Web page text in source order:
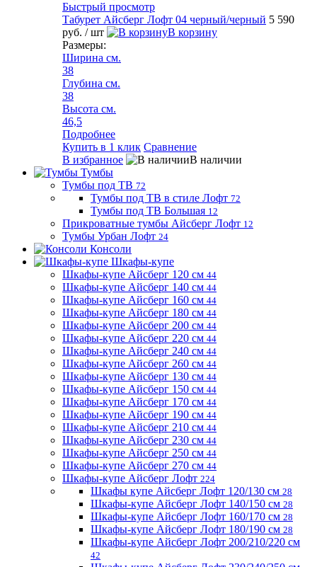
Быстрый просмотр
Табурет Айсберг Лофт 04 черный/черный 5 590
руб. / шт
В корзину
Размеры:
Ширина см.
38
Глубина см.
38
Высота см.
46,5
Подробнее
Купить в 1 клик Сравнение
В избранное
В наличии
Тумбы
Тумбы под ТВ 72
Тумбы под ТВ в стиле Лофт 72
Тумбы под ТВ Большая 12
Прикроватные тумбы Айсберг Лофт 12
Тумбы Урбан Лофт 24
Консоли
Шкафы-купе
Шкафы-купе Айсберг 120 см 44
Шкафы-купе Айсберг 140 см 44
Шкафы-купе Айсберг 160 см 44
Шкафы-купе Айсберг 180 см 44
Шкафы-купе Айсберг 200 см 44
Шкафы-купе Айсберг 220 см 44
Шкафы-купе Айсберг 240 см 44
Шкафы-купе Айсберг 260 см 44
Шкафы-купе Айсберг 130 см 44
Шкафы-купе Айсберг 150 см 44
Шкафы-купе Айсберг 170 см 44
Шкафы-купе Айсберг 190 см 44
Шкафы-купе Айсберг 210 см 44
Шкафы-купе Айсберг 230 см 44
Шкафы-купе Айсберг 250 см 44
Шкафы-купе Айсберг 270 см 44
Шкафы-купе Айсберг Лофт 224
Шкафы купе Айсберг Лофт 120/130 см 28
Шкафы-купе Айсберг Лофт 140/150 см 28
Шкафы-купе Айсберг Лофт 160/170 см 28
Шкафы-купе Айсберг Лофт 180/190 см 28
Шкафы-купе Айсберг Лофт 200/210/220 см
42